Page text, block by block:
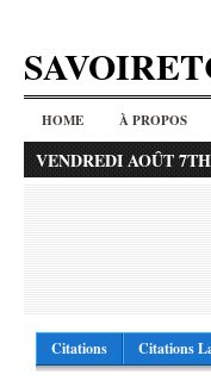
HOME À PROPOS
VENDREDI AOÛT
Citations Citations